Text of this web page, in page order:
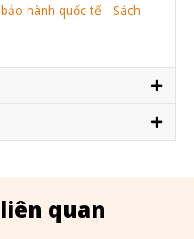
hành quốc tế - Sách
quan